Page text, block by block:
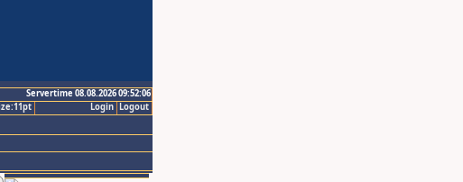
Servertime 08.08.2026 09:52:06
Logout
Login